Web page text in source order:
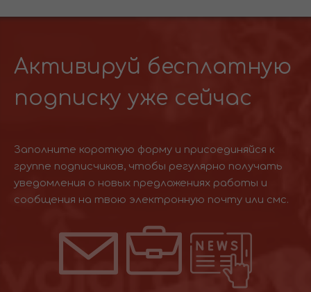
Активируй бесплатную
подписку уже сейчас
Заполните короткую форму и присоединяйся к
группе подписчиков, чтобы регулярно получать
уведомления о новых предложениях работы и
сообщения на твою электронную почту или смс.